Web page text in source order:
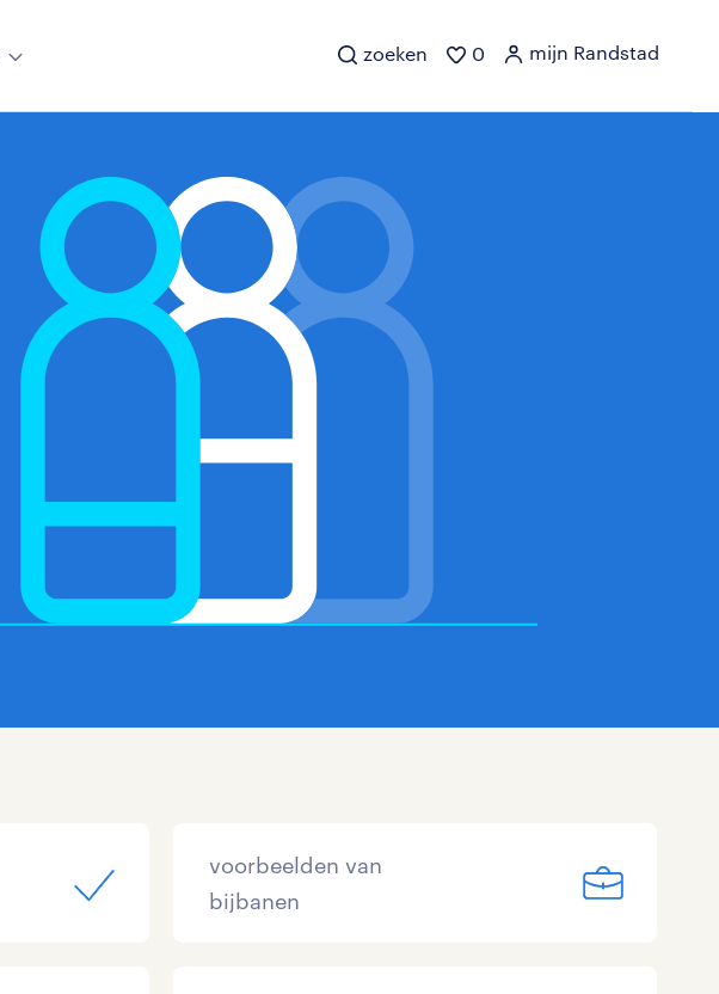
zoeken 0 mijn Randstad
voorbeelden van
bijbanen